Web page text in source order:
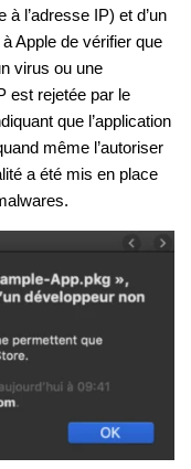
à l’adresse IP) et d’un
Apple de vérifier que
virus ou une
est rejetée par le
que l’application
même l’autoriser
a été mis en place